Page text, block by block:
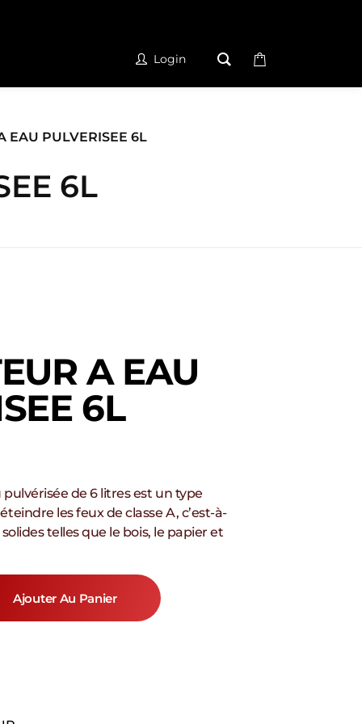
Login
EAU PULVERISEE 6L
6L
A EAU
6L
de 6 litres est un type
les feux de classe A, c’est-à-
telles que le bois, le papier et
Ajouter Au Panier